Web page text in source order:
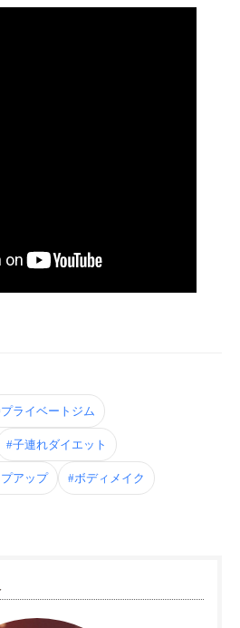
ライベートジム
#子連れダイエット
アップ #ボディメイク